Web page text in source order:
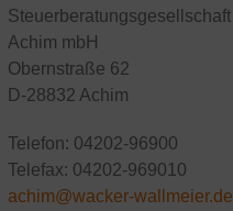
Steuerberatungsgesellschaft
Achim mbH
Obernstraße 62
D-28832 Achim
Telefon: 04202-96900
Telefax: 04202-969010
achim@wacker-wallmeier.de